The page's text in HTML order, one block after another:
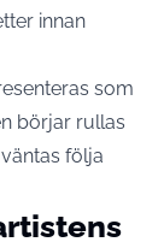
innan
som
börjar rullas
följa